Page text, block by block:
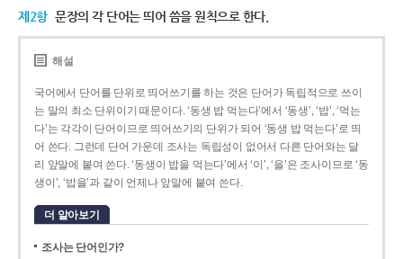
제2항 문장의 각 단어는 띄어 씀을 원칙으로 한다.
해설
국어에서 단어를 단위로 띄어쓰기를 하는 것은 단어가 독립적으로 쓰이
는 말의 최소 단위이기 때문이다. ‘동생 밥 먹는다’에서 ‘동생’, ‘밥’, ‘먹는
다’는 각각이 단어이므로 띄어쓰기의 단위가 되어 ‘동생 밥 먹는다’로 띄
어 쓴다. 그런데 단어 가운데 조사는 독립성이 없어서 다른 단어와는 달
리 앞말에 붙여 쓴다. ‘동생이 밥을 먹는다’에서 ‘이’, ‘을’은 조사이므로 ‘동
생이’, ‘밥을’과 같이 언제나 앞말에 붙여 쓴다.
더 알아보기
조사는 단어인가?